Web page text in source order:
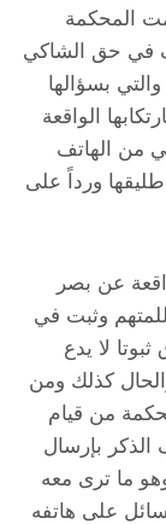
المحكمة
في حق الشاكي
بسؤالها
الواقعة
من الهاتف
طليقها ورداً على
عن بصر
وثبت في
ثبوتا لا يدع
كذلك ومن
من قيام
بإرسال
ما ترى معه
على هاتفه